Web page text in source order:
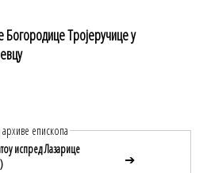
Богородице Тројеручице у
епископа
испред Лазарице
➔